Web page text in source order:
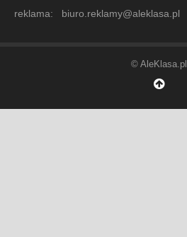
reklama: biuro.reklamy@aleklasa.pl
© AleKlasa.pl